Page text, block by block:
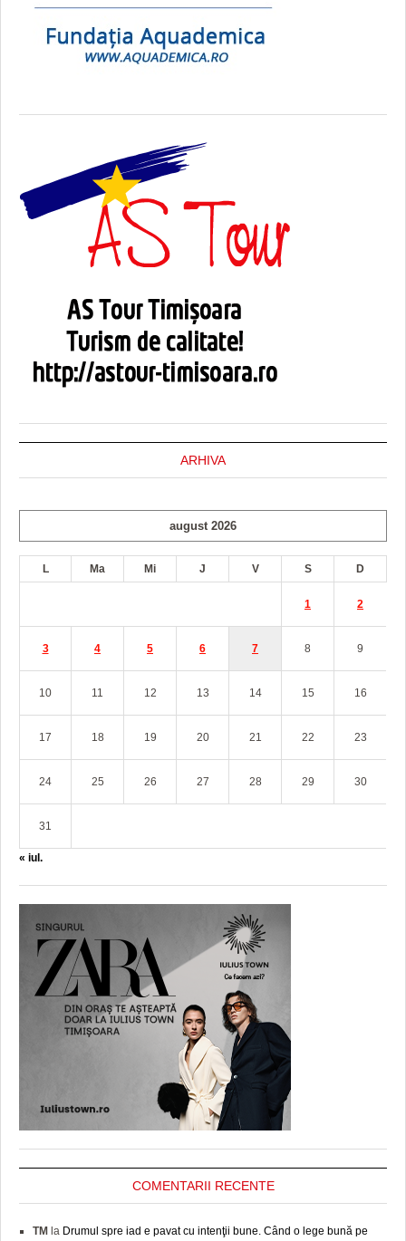
ARHIVA
august 2026
L Ma Mi J V S D
1 2
3 4 5 6 7 8 9
10 11 12 13 14 15 16
17 18 19 20 21 22 23
24 25 26 27 28 29 30
31
« iul.
COMENTARII RECENTE
TM la Drumul spre iad e pavat cu intenţii bune. Când o lege bună pe